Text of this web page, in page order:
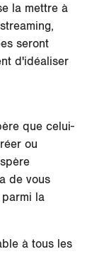
la mettre à
seront
d'idéaliser
que celui-
ou
de vous
la
à tous les